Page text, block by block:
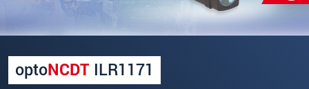
optoNCDT ILR1171
会社名*